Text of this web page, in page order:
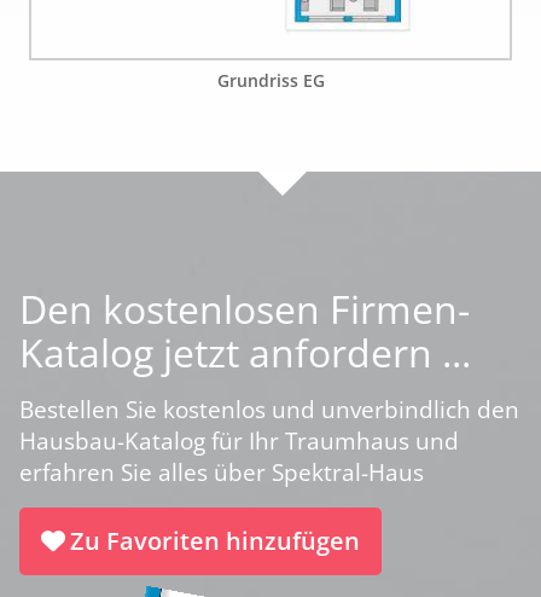
Grundriss EG
Den kostenlosen Firmen-
Katalog jetzt anfordern ...
Bestellen Sie kostenlos und unverbindlich den
Hausbau-Katalog für Ihr Traumhaus und
erfahren Sie alles über Spektral-Haus
Zu Favoriten hinzufügen